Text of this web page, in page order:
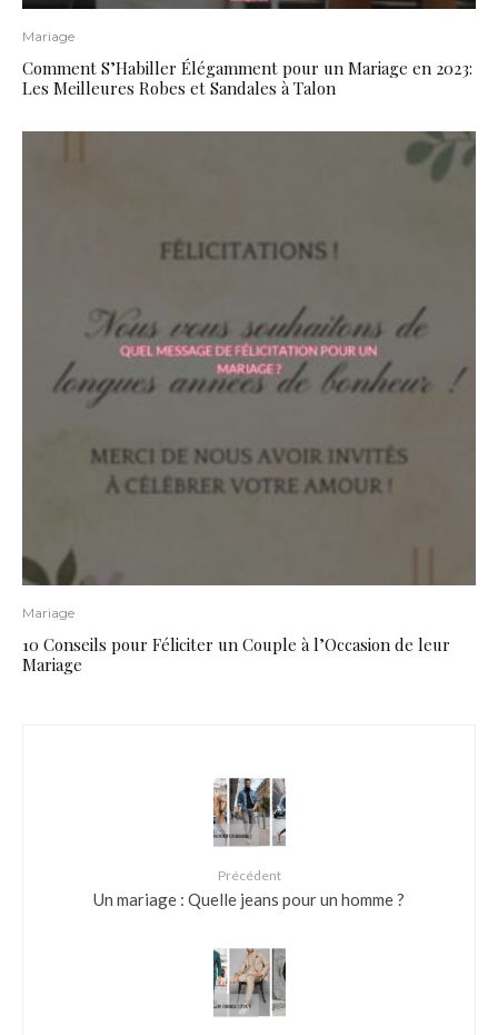
Mariage
Comment S’Habiller Élégamment pour un Mariage en 2023:
Les Meilleures Robes et Sandales à Talon
Mariage
10 Conseils pour Féliciter un Couple à l’Occasion de leur
Mariage
Précédent
Un mariage : Quelle jeans pour un homme ?